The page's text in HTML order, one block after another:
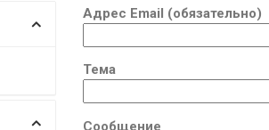
Адрес Email (обязательно)
Тема
Сообщение